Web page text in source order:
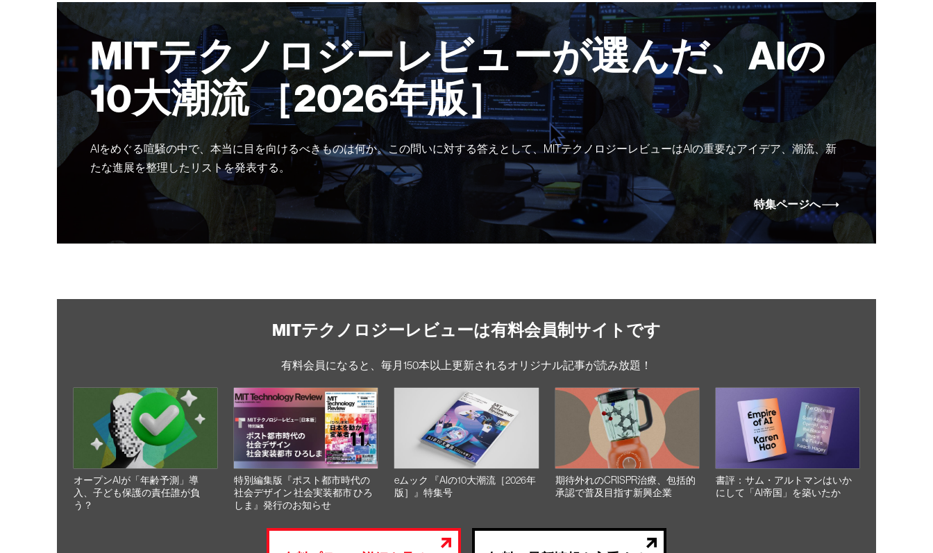
MITテクノロジーレビューが選んだ、AIの
10大潮流 ［2026年版］
AIをめぐる喧騒の中で、本当に目を向けるべきものは何か。この問いに対する答えとして、MITテクノロジーレビューはAIの重要なアイデア、潮流、新
たな進展を整理したリストを発表する。
特集ページへ
MITテクノロジーレビューは有料会員制サイトです
有料会員になると、毎月150本以上更新されるオリジナル記事が読み放題！
オープンAIが「年齢予測」導
入、子ども保護の責任誰が負
う？
特別編集版『ポスト都市時代の
社会デザイン 社会実装都市 ひろ
しま』発行のお知らせ
eムック 『AIの10大潮流［2026年
版］』特集号
期待外れのCRISPR治療、包括的
承認で普及目指す新興企業
書評：サム・アルトマンはいか
にして「AI帝国」を築いたか